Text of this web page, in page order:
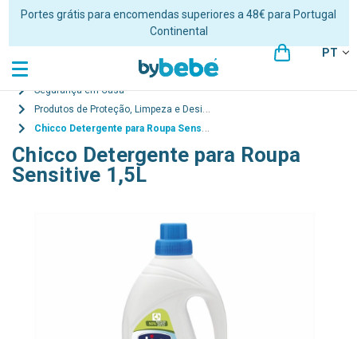
Portes grátis para encomendas superiores a 48€ para Portugal
Continental
PT
Segurança em Casa
Produtos de Proteção, Limpeza e Desinfeção
Chicco Detergente para Roupa Sensitive 1,5L
Chicco Detergente para Roupa
Sensitive 1,5L